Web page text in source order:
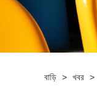
বাড়ি > খবর >